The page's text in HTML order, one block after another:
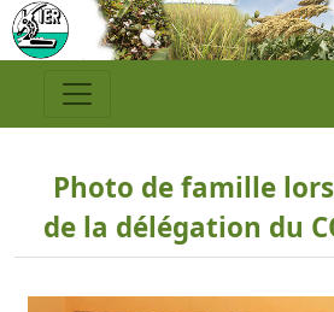
Photo de famille
de la délégation du